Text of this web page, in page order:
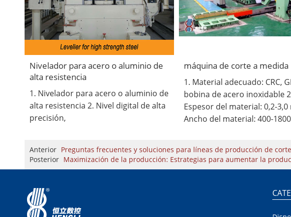
Nivelador para acero o aluminio de
alta resistencia
1. Nivelador para acero o aluminio de
alta resistencia 2. Nivel digital de alta
precisión,
máquina de corte a medida
1. Material adecuado: CRC,
bobina de acero inoxidable
Espesor del material: 0,2-3,0
Ancho del material: 400-
Anterior Preguntas frecuentes y soluciones para líneas de producción de
Posterior Maximización de la producción: Estrategias para aumentar la